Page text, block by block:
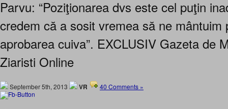
Parvu: “Poziţionarea dvs este cel puţin
credem că a sosit vremea să ne mântuim
aprobarea cuiva”. EXCLUSIV Gazeta de
Ziaristi Online
September 5th, 2013 VR 40 Comments »